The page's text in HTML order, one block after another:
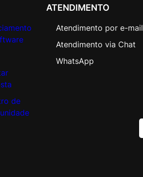
de
ATENDIMENTO
Atendimento por e-mail
Atendimento via Chat
WhatsApp